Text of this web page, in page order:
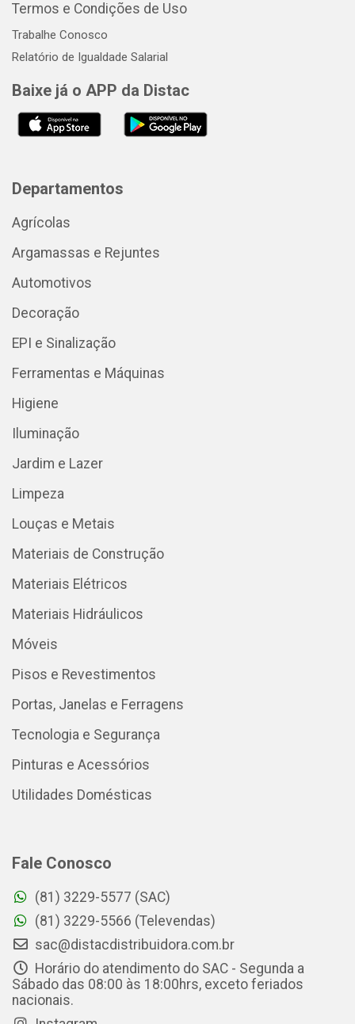
Termos e Condições de Uso
Trabalhe Conosco
Relatório de Igualdade Salarial
Baixe já o APP da Distac
Departamentos
Agrícolas
Argamassas e Rejuntes
Automotivos
Decoração
EPI e Sinalização
Ferramentas e Máquinas
Higiene
Iluminação
Jardim e Lazer
Limpeza
Louças e Metais
Materiais de Construção
Materiais Elétricos
Materiais Hidráulicos
Móveis
Pisos e Revestimentos
Portas, Janelas e Ferragens
Tecnologia e Segurança
Pinturas e Acessórios
Utilidades Domésticas
Fale Conosco
(81) 3229-5577 (SAC)
(81) 3229-5566 (Televendas)
sac@distacdistribuidora.com.br
Horário do atendimento do SAC - Segunda a
Sábado das 08:00 às 18:00hrs, exceto feriados
nacionais.